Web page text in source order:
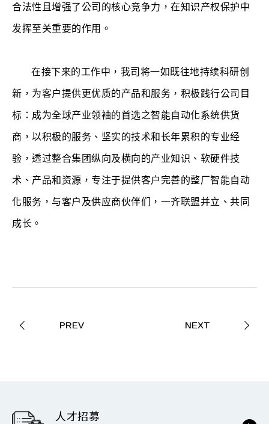
合法性且增强了公司的核心竞争力，在知识产权保护中
发挥至关重要的作用。
在接下来的工作中，我司将一如既往地持续科研创
新，为客户提供更优质的产品和服务，积极践行公司目
标：成为全球产业领袖的首选之智能自动化系统供货
商，以积极的服务、坚实的技术和长年累积的专业经
验，透过整合集团纵向及横向的产业知识、软硬件技
术、产品和资源，专注于提供客户完善的整厂智能自动
化服务，与客户及供应商伙伴们，一齐联盟并立、共同
成长。
PREV NEXT
人才招募